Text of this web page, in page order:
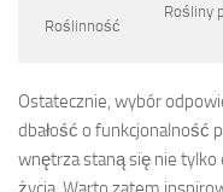
Roślinność
Rośliny
Ostatecznie, wybór
dbałość o funkcjonalność
wnętrza staną się nie